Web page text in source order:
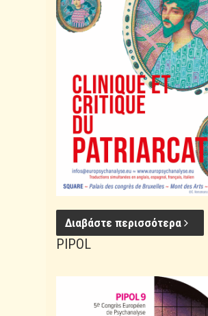
Διαβάστε περισσότερα
PIPOL